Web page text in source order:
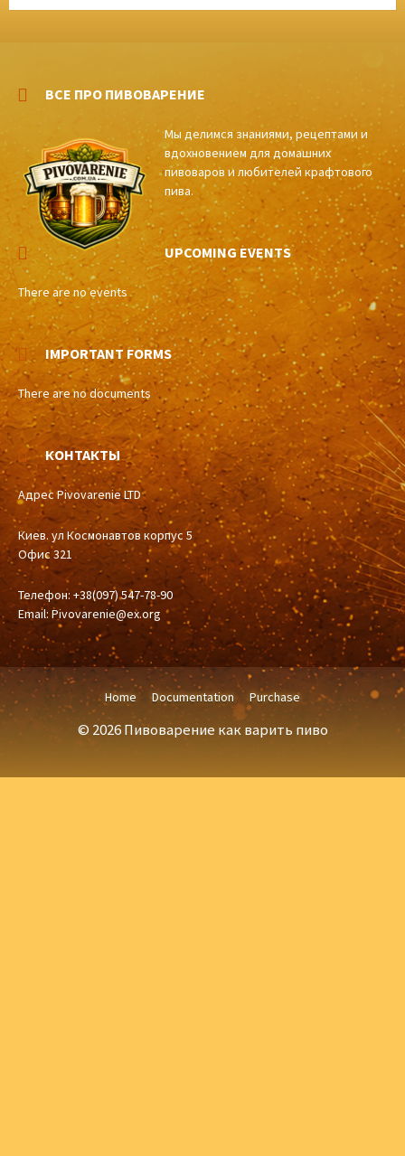
ВСЕ ПРО ПИВОВАРЕНИЕ
Мы делимся знаниями, рецептами и
вдохновением для домашних
пивоваров и любителей крафтового
пива.
UPCOMING EVENTS
There are no events
IMPORTANT FORMS
There are no documents
КОНТАКТЫ
Адрес Pivovarenie LTD
Киев. ул Космонавтов корпус 5
Офис 321
Телефон: +38(097) 547-78-90
Email: Pivovarenie@ex.org
Home Documentation Purchase
© 2026 Пивоварение как варить пиво